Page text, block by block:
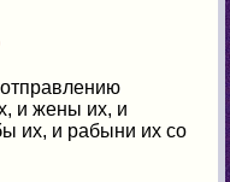
и жены их, и
их, и рабыни их со